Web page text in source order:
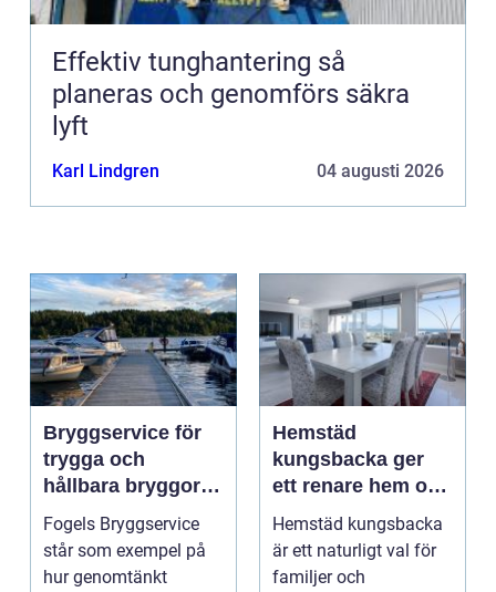
Effektiv tunghantering så
planeras och genomförs säkra
lyft
Karl Lindgren 04 augusti 2026
Bryggservice för
trygga och
hållbara bryggor
året runt
Fogels Bryggservice
står som exempel på
hur genomtänkt
Hemstäd
kungsbacka ger
ett renare hem och
en lugnare vardag
Hemstäd kungsbacka
är ett naturligt val för
familjer och